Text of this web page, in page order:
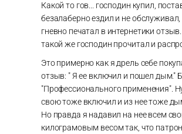
Какой то гов... господин купил,
безалаберно ездил и не
гневно печатал в интернетики
такой же господин прочитал и
Это примерно как я дрель себе
отзыв: " Я ее включил и пошел дым."
"Профессионального применения".
свою тоже включил и из нее тоже
Но правда я надавил на нее всем
килограмовым весом так, что патрон